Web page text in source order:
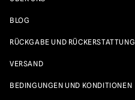
BLOG
RÜCKGABE UND RÜCKERSTATTUNG
VERSAND
BEDINGUNGEN UND KONDITIONEN